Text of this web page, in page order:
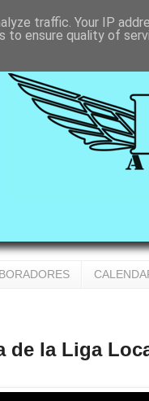
de la Liga
traffic. Your IP
to ensure quality of